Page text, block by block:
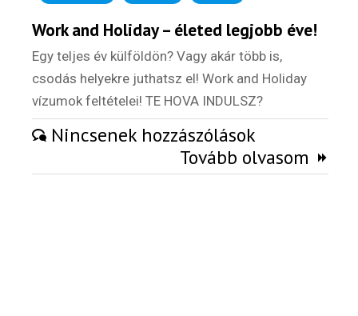
Work and Holiday – életed legjobb éve!
Egy teljes év külföldön? Vagy akár több is,
csodás helyekre juthatsz el! Work and Holiday
vízumok feltételei! TE HOVA INDULSZ?
Nincsenek hozzászólások
Tovább olvasom